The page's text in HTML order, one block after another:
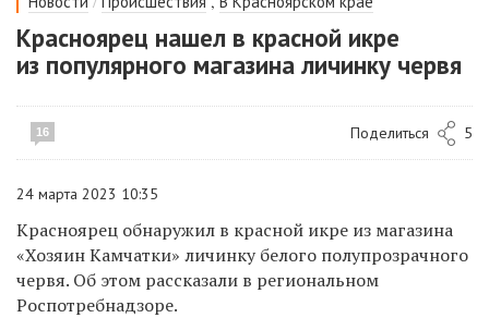
Красноярец нашел в красной икре
из популярного магазина личинку червя
16 Поделиться 5
24 марта 2023 10:35
Красноярец обнаружил в красной икре из магазина
«Хозяин Камчатки» личинку белого полупрозрачного
червя. Об этом рассказали в региональном
Роспотребнадзоре.